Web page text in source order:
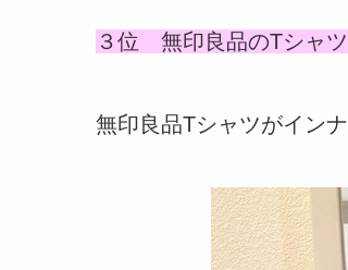
３位 無印良品のTシャ
無印良品Tシャツがイン